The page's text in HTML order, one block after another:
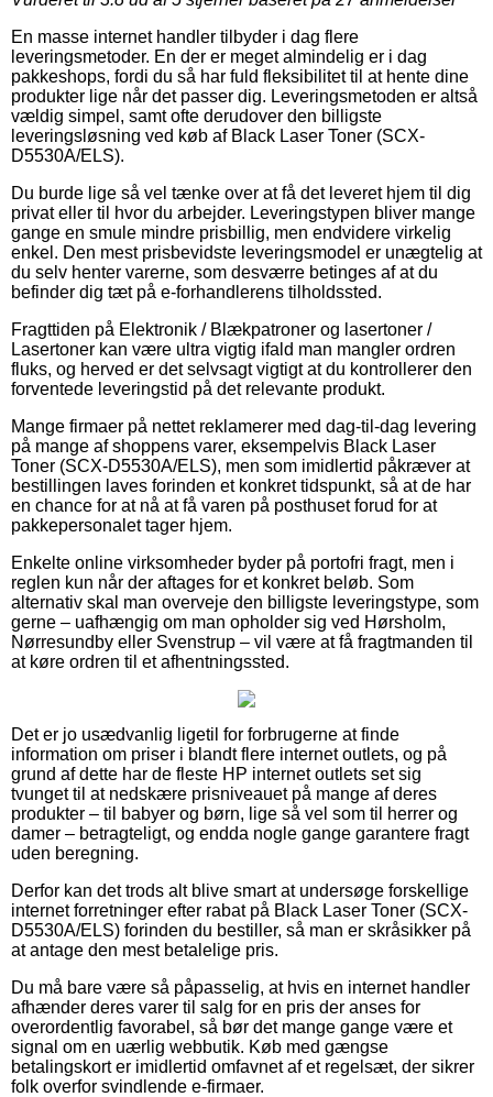
En masse internet handler tilbyder i dag flere
leveringsmetoder. En der er meget almindelig er i dag
pakkeshops, fordi du så har fuld fleksibilitet til at hente dine
produkter lige når det passer dig. Leveringsmetoden er altså
vældig simpel, samt ofte derudover den billigste
leveringsløsning ved køb af Black Laser Toner (SCX-
D5530A/ELS).
Du burde lige så vel tænke over at få det leveret hjem til dig
privat eller til hvor du arbejder. Leveringstypen bliver mange
gange en smule mindre prisbillig, men endvidere virkelig
enkel. Den mest prisbevidste leveringsmodel er unægtelig at
du selv henter varerne, som desværre betinges af at du
befinder dig tæt på e-forhandlerens tilholdssted.
Fragttiden på Elektronik / Blækpatroner og lasertoner /
Lasertoner kan være ultra vigtig ifald man mangler ordren
fluks, og herved er det selvsagt vigtigt at du kontrollerer den
forventede leveringstid på det relevante produkt.
Mange firmaer på nettet reklamerer med dag-til-dag levering
på mange af shoppens varer, eksempelvis Black Laser
Toner (SCX-D5530A/ELS), men som imidlertid påkræver at
bestillingen laves forinden et konkret tidspunkt, så at de har
en chance for at nå at få varen på posthuset forud for at
pakkepersonalet tager hjem.
Enkelte online virksomheder byder på portofri fragt, men i
reglen kun når der aftages for et konkret beløb. Som
alternativ skal man overveje den billigste leveringstype, som
gerne – uafhængig om man opholder sig ved Hørsholm,
Nørresundby eller Svenstrup – vil være at få fragtmanden til
at køre ordren til et afhentningssted.
Det er jo usædvanlig ligetil for forbrugerne at finde
information om priser i blandt flere internet outlets, og på
grund af dette har de fleste HP internet outlets set sig
tvunget til at nedskære prisniveauet på mange af deres
produkter – til babyer og børn, lige så vel som til herrer og
damer – betragteligt, og endda nogle gange garantere fragt
uden beregning.
Derfor kan det trods alt blive smart at undersøge forskellige
internet forretninger efter rabat på Black Laser Toner (SCX-
D5530A/ELS) forinden du bestiller, så man er skråsikker på
at antage den mest betalelige pris.
Du må bare være så påpasselig, at hvis en internet handler
afhænder deres varer til salg for en pris der anses for
overordentlig favorabel, så bør det mange gange være et
signal om en uærlig webbutik. Køb med gængse
betalingskort er imidlertid omfavnet af et regelsæt, der sikrer
folk overfor svindlende e-firmaer.